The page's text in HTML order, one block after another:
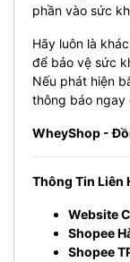
phần vào sức
Hãy luôn là
để bảo vệ sức
Nếu phát hiện
thông báo ngay
WheyShop -
Thông Tin Liên
Website
Shopee
Shopee